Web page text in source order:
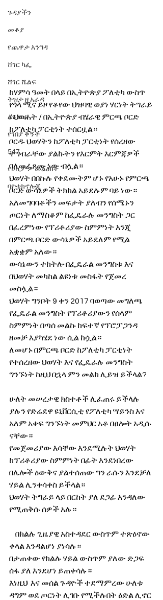
ጉዳያችን
መቆያ
የጨዋታ እንግዳ
ሸገር ካፌ
ሸገር ሼልፍ
ትዝታ ዘ አራዳ
ልዩ ወሬ
የገበያ ቅኝት
547
የሀኪምዎ መልዕክት
ባዮቴክኖሎጂ
ከሃምሳ ዓመት በላይ በኢትዮጵያ ፖለቲካ ውስጥ
የጎላ ሚና ይዞ የቆየው ህዝባዊ ወያነ ሃርነት ትግራይ
/ ህወሐት / በኢትዮጵያ ብሄራዊ ምርጫ ቦርድ
ከፖለቲካ ፓርቲነት ተሰርዟል።
ቦርዱ ህወሃትን ከፖለቲካ ፓርቲነት የሰረዘው
ተግብራቸው ያልኩትን የእርምት እርምጃዎች
ባለመፈጸሙ ነው ብሏል።
ህወሃት በበኩሉ የቀደሙትም ሆኑ የአሁኑ የምርጫ
ቦርድ ውሳኔዎች ትክክል አይደሉም ባይ ነው።
አለመግባባቶችን መፍታት ያለብን የሰሜኑን
ጦርነት ለማስቆም ከፌዴራሉ መንግስት ጋር
በፈረምነው የፕሪቶሪያው ስምምነት እንጂ
በምርጫ ቦርድ ውሳኔዎች አይደለም የሚል
አቋቋም አለው።
ውሳኔውን ተከትሎ በፌዴራል መንግስቱ እና
በህወሃት መካከል ልዩነቱ መስፋት የጀመረ
መስሏል።
ህወሃት ግንቦት 9 ቀን 2017 ባወጣው መግለጫ
የፌዴራል መንግስት የፕሪቶሪያውን የሰላም
ስምምነት በጣሰ መልኩ ከፍተኛ የፕሮፓጋንዳ
ዘመቻ እያካሄደ ነው ሲል ከሷል።
ለመሆኑ በምርጫ ቦርድ ከፖለቲካ ፓርቲነት
የተሰረዘው ህወሃት እና የፌዴራሉ መንግስት
ግንኙነት ከዚህ በኋላ ምን መልክ ሊይዝ ይችላል?
ሁለት መሠረታዊ ክስተቶች ሊፈጠሩ ይችላሉ
ያሉን የድሬደዋ ዩኒቨርሲቲ የፖለቲካ ሣይንስ እና
አለም አቀፍ ግንኙነት መምህር አቶ በፀሎት አዲሱ
ናቸው።
የመጀመሪያው እሳቸው እንደሚሉት ህወሃት
ከፕሪቶሪያው ስምምነት በፊት እንደነበረው
በሌሎች ዕውቅና ያልተሰጠው ግን ራሱን እንደቻለ
ሃይል ሊንቀሳቀስ ይችላል።
ህወሃት ትግራይ ላይ በርከት ያለ ደጋፊ እንዳለው
የሚጠቅሱ ሰዎች አሉ።
በክልሉ ጊዜያዊ አስተዳደር ውስጥም ተጽዕኖው
ቀላል እንዳልሆነ ያነሳሉ።
በታጠቀው የክልሉ ሃይል ውስጥም ያለው ድጋፍ
ሰፋ ያለ እንደሆነ ይጠቀሳሉ።
እነዚህ  እና መሰል ጉዳዮች ተደማምረው ሁለቱ
ዳግም ወደ ጦርነት ሊገቡ የሚችሉበት ዕድል ሊኖር